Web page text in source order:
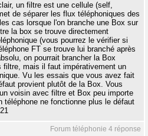
un filtre est une cellule (self,
de séparer les flux téléphoniques des
cas lorsque l'on branche une Box sur
la box se trouve directement
(vous pourrez le vérifier si
FT se trouve lui branché après
on pourrait brancher la Box
filtre, mais il faut impérativement un
Vu les essais que vous avez fait
provient plutôt de la Box. Vous
voisin avec filtre et Box peu importe
téléphone ne fonctionne plus le défaut
Forum téléphonie 4 réponse